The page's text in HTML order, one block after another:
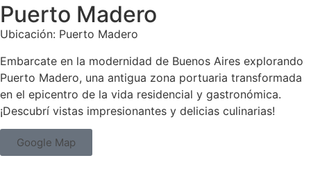
Puerto Madero
Ubicación: Puerto Madero
Embarcate en la modernidad de Buenos Aires explorando
Puerto Madero, una antigua zona portuaria transformada
en el epicentro de la vida residencial y gastronómica.
¡Descubrí vistas impresionantes y delicias culinarias!
Google Map